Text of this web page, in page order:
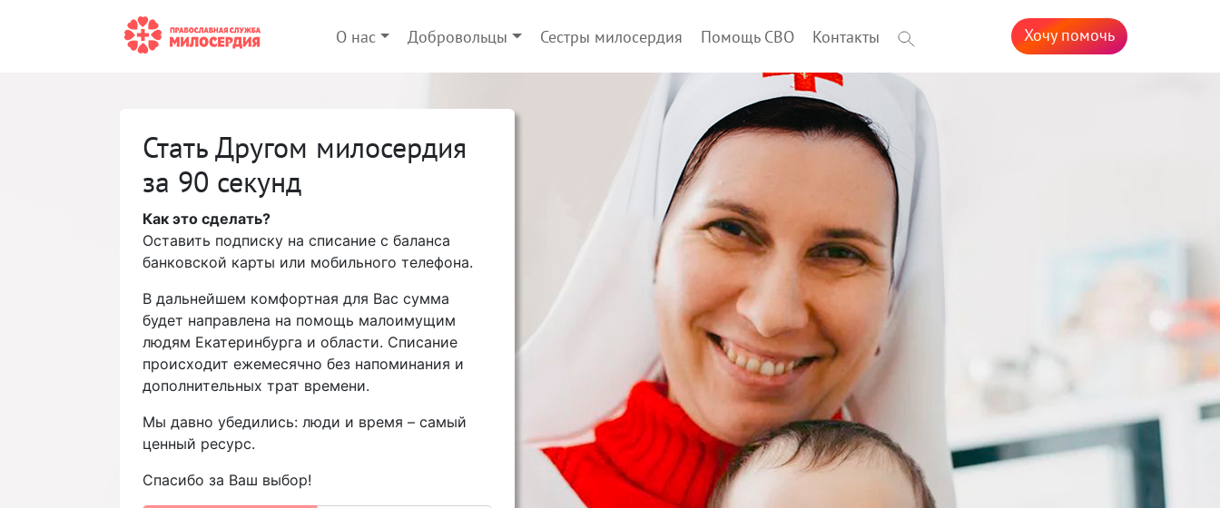
О нас Добровольцы Сестры милосердия Помощь СВО Контакты Хочу помочь
Стать Другом милосердия
за 90 секунд
Как это сделать?
Оставить подписку на списание с баланса
банковской карты или мобильного телефона.
В дальнейшем комфортная для Вас сумма
будет направлена на помощь малоимущим
людям Екатеринбурга и области. Списание
происходит ежемесячно без напоминания и
дополнительных трат времени.
Мы давно убедились: люди и время – самый
ценный ресурс.
Спасибо за Ваш выбор!